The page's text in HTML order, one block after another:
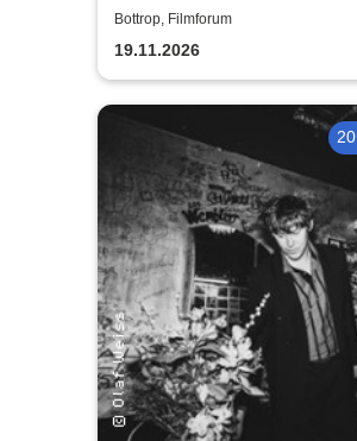
u. M. Miketta
Bottrop, Filmforum
19.11.2026